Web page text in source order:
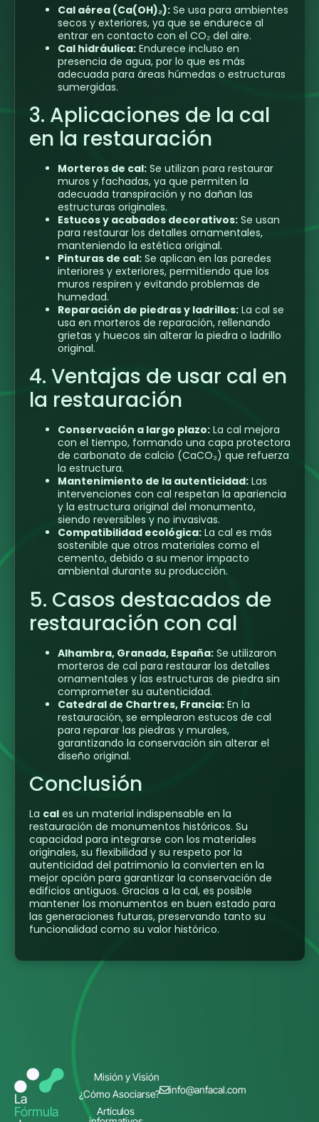
Cal aérea (Ca(OH)₂): Se usa para ambientes
secos y exteriores, ya que se endurece al
entrar en contacto con el CO₂ del aire.
Cal hidráulica: Endurece incluso en
presencia de agua, por lo que es más
adecuada para áreas húmedas o estructuras
sumergidas.
3. Aplicaciones de la cal
en la restauración
Morteros de cal: Se utilizan para restaurar
muros y fachadas, ya que permiten la
adecuada transpiración y no dañan las
estructuras originales.
Estucos y acabados decorativos: Se usan
para restaurar los detalles ornamentales,
manteniendo la estética original.
Pinturas de cal: Se aplican en las paredes
interiores y exteriores, permitiendo que los
muros respiren y evitando problemas de
humedad.
Reparación de piedras y ladrillos: La cal se
usa en morteros de reparación, rellenando
grietas y huecos sin alterar la piedra o ladrillo
original.
4. Ventajas de usar cal en
la restauración
Conservación a largo plazo: La cal mejora
con el tiempo, formando una capa protectora
de carbonato de calcio (CaCO₃) que refuerza
la estructura.
Mantenimiento de la autenticidad: Las
intervenciones con cal respetan la apariencia
y la estructura original del monumento,
siendo reversibles y no invasivas.
Compatibilidad ecológica: La cal es más
sostenible que otros materiales como el
cemento, debido a su menor impacto
ambiental durante su producción.
5. Casos destacados de
restauración con cal
Alhambra, Granada, España: Se utilizaron
morteros de cal para restaurar los detalles
ornamentales y las estructuras de piedra sin
comprometer su autenticidad.
Catedral de Chartres, Francia: En la
restauración, se emplearon estucos de cal
para reparar las piedras y murales,
garantizando la conservación sin alterar el
diseño original.
Conclusión
La cal es un material indispensable en la
restauración de monumentos históricos. Su
capacidad para integrarse con los materiales
originales, su flexibilidad y su respeto por la
autenticidad del patrimonio la convierten en la
mejor opción para garantizar la conservación de
edificios antiguos. Gracias a la cal, es posible
mantener los monumentos en buen estado para
las generaciones futuras, preservando tanto su
funcionalidad como su valor histórico.
La
Fórmula
Misión y Visión
¿Cómo Asociarse?
Artículos
info@anfacal.com